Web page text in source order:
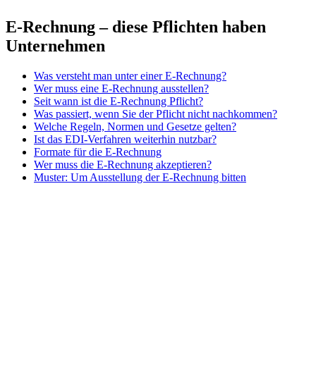
E-Rechnung – diese Pflichten haben
Unternehmen
Was versteht man unter einer E-Rechnung?
Wer muss eine E-Rechnung ausstellen?
Seit wann ist die E-Rechnung Pflicht?
Was passiert, wenn Sie der Pflicht nicht nachkommen?
Welche Regeln, Normen und Gesetze gelten?
Ist das EDI-Verfahren weiterhin nutzbar?
Formate für die E-Rechnung
Wer muss die E-Rechnung akzeptieren?
Muster: Um Ausstellung der E-Rechnung bitten